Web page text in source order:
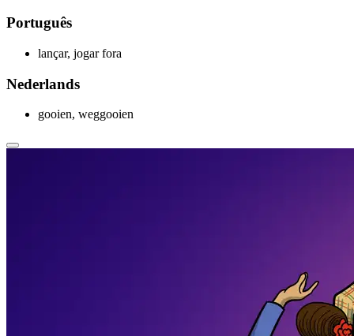
Português
lançar, jogar fora
Nederlands
gooien, weggooien